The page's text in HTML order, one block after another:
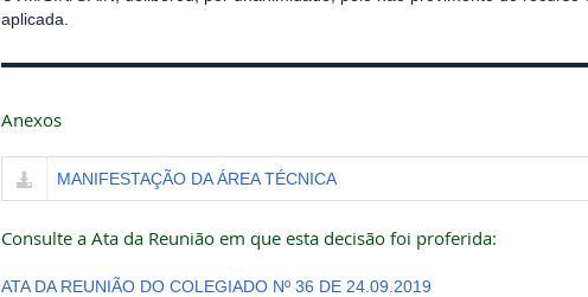
aplicada.
Anexos
MANIFESTAÇÃO DA ÁREA TÉCNICA
Consulte a Ata da Reunião em que esta decisão foi proferida:
ATA DA REUNIÃO DO COLEGIADO Nº 36 DE 24.09.2019